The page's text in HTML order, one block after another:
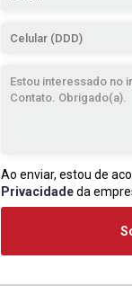
Ao enviar, estou de
Privacidadeda